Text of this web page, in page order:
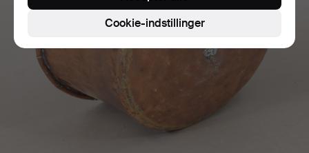
Cookie-indstillinger